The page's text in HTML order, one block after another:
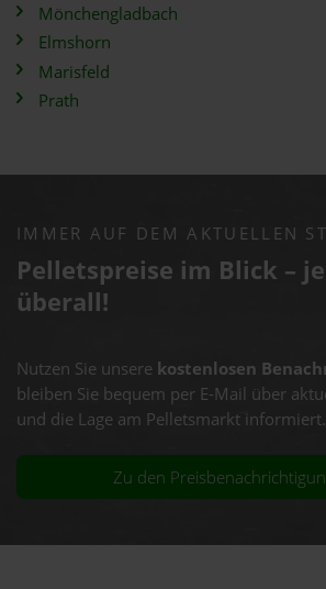
Mönchengladbach
Elmshorn
Marisfeld
Prath
IMMER AUF DEM AKTUELLEN
Pelletspreise im Blick –
überall!
Nutzen Sie unsere kostenlosen
bleiben Sie bequem per E-Mail über
und die Lage am Pelletsmarkt informiert.
Zu den